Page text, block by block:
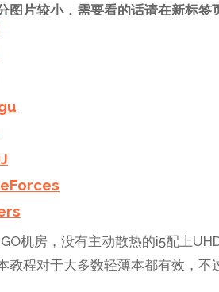
图片较小，需要看的话请在新标签
合一电脑，十分轻薄便于携带功
CSGO足矣）。对于记笔记和敲
性能十分强大，比起前几代，核
i5-8250U，专业人员对这款CPU
大约15W以上的功耗才能发挥出
的封装功耗（CPU＋GPU）限制
70℃，使得电脑性能大大折损。但
机房，没有主动散热的i5配上
教程对于大多数轻薄本都有效，不